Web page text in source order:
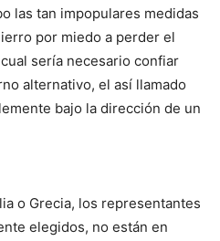
las tan impopulares medidas
por miedo a perder el
sería necesario confiar
alternativo, el así llamado
bajo la dirección de un
o Grecia, los representantes
elegidos, no están en